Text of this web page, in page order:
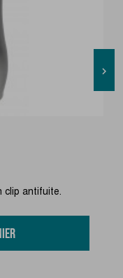
clip antifuite.
